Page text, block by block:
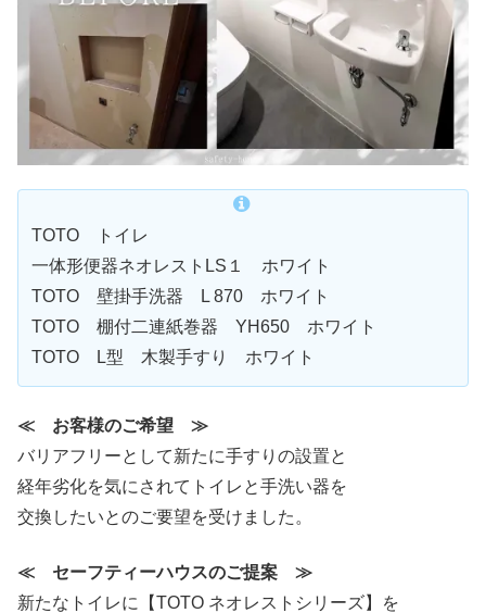
TOTO トイレ
一体形便器ネオレストLS１ ホワイト
TOTO 壁掛手洗器 L 870 ホワイト
TOTO 棚付二連紙巻器 YH650 ホワイト
TOTO L型 木製手すり ホワイト
≪ お客様のご希望 ≫
バリアフリーとして新たに手すりの設置と
経年劣化を気にされてトイレと手洗い器を
交換したいとのご要望を受けました。
≪ セーフティーハウスのご提案 ≫
新たなトイレに【TOTO ネオレストシリーズ】を